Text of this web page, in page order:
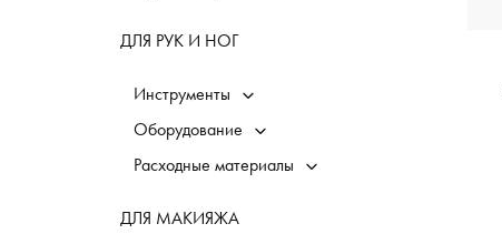
ДЛЯ РУК И НОГ
Инструменты
Оборудование
Расходные материалы
ДЛЯ МАКИЯЖА